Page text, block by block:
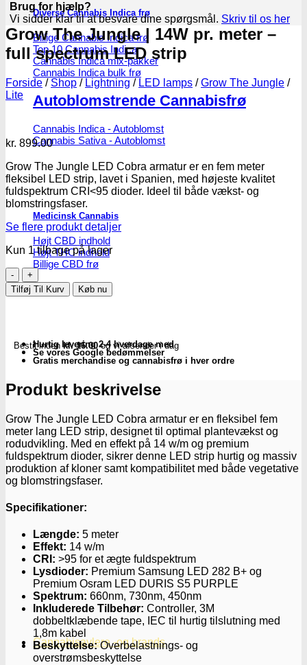
Diverse Cannabis Indica frø
Billige Cannabis Indica frø
Top 10 Cannabis Indica
Cannabis Indica mix-pakker
Cannabis Indica bulk frø
Autoblomstrende Cannabisfrø
Cannabis Indica - Autoblomst
Cannabis Sativa - Autoblomst
Medicinsk Cannabis
Højt CBD indhold
Højt THC indhold
Billige CBD frø
Cannabisavlere -og brands
Brug for hjælp?
Vi sidder klar til at besvare dine spørgsmål. Skriv til os her
Grow The Jungle | 14W pr. meter –
full spectrum LED strip
Forside / Shop / Lightning / LED lamps / Grow The Jungle /
Lite
kr. 899.00
Grow The Jungle LED Cobra armatur er en fem meter
fleksibel LED strip, lavet i Spanien, med højeste kvalitet
fuldspektrum CRI<95 dioder. Ideel til både vækst- og
blomstringsfaser.
Se flere produkt detaljer
Kun 1 tilbage på lager
Grow
The
Jungle
meter
-
spectrum
LED
antal
Tilføj Til Kurv Køb nu
Bestil indenkl. 16.00og vi afsender i dag
Hurtig levering 2-4 hverdage med
Se vores Google bedømmelser
Gratis merchandise og cannabisfrø i hver ordre
Produkt beskrivelse
Grow The Jungle LED Cobra armatur er en fleksibel fem
meter lang LED strip, designet til optimal plantevækst og
rodudvikling. Med en effekt på 14 w/m og premium
fuldspektrum dioder, sikrer denne LED strip hurtig og massiv
produktion af kloner samt kompatibilitet med både vegetative
og blomstringsfaser.
Specifikationer:
Længde: 5 meter
Effekt: 14 w/m
CRI: >95 for et ægte fuldspektrum
Lysdioder: Premium Samsung LED 282 B+ og
Premium Osram LED DURIS S5 PURPLE
Spektrum: 660nm, 730nm, 450nm
Inkluderede Tilbehør: Controller, 3M
dobbeltklæbende tape, IEC til hurtig tilslutning med
1,8m kabel
Beskyttelse:Overbelastnings- og
overstrømsbeskyttelse